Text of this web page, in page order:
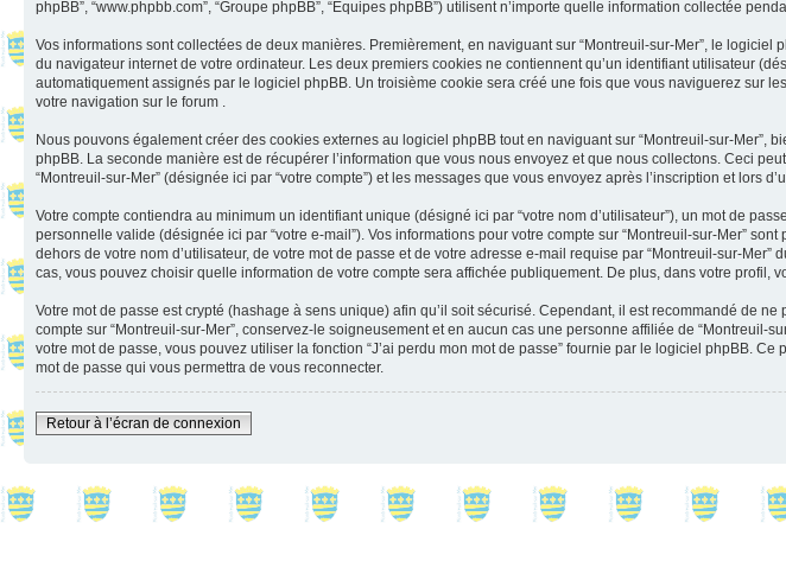
phpBB”, “www.phpbb.com”, “Groupe phpBB”, “Equipes phpBB”) utilisent n’importe quelle information collectée
Vos informations sont collectées de deux manières. Premièrement, en naviguant sur “Montreuil-sur-Mer”, le
du navigateur internet de votre ordinateur. Les deux premiers cookies ne contiennent qu’un identifiant utilisateur
automatiquement assignés par le logiciel phpBB. Un troisième cookie sera créé une fois que vous naviguerez sur
votre navigation sur le forum .
Nous pouvons également créer des cookies externes au logiciel phpBB tout en naviguant sur “Montreuil-sur-
phpBB. La seconde manière est de récupérer l’information que vous nous envoyez et que nous collectons. Ceci
“Montreuil-sur-Mer” (désignée ici par “votre compte”) et les messages que vous envoyez après l’inscription et lors
Votre compte contiendra au minimum un identifiant unique (désigné ici par “votre nom d’utilisateur”), un mot de
personnelle valide (désignée ici par “votre e-mail”). Vos informations pour votre compte sur “Montreuil-sur-Mer”
dehors de votre nom d’utilisateur, de votre mot de passe et de votre adresse e-mail requise par “Montreuil-sur-
cas, vous pouvez choisir quelle information de votre compte sera affichée publiquement. De plus, dans votre profil,
Votre mot de passe est crypté (hashage à sens unique) afin qu’il soit sécurisé. Cependant, il est recommandé de
compte sur “Montreuil-sur-Mer”, conservez-le soigneusement et en aucun cas une personne affiliée de
votre mot de passe, vous pouvez utiliser la fonction “J’ai perdu mon mot de passe” fournie par le logiciel phpBB.
mot de passe qui vous permettra de vous reconnecter.
Retour à l’écran de connexion